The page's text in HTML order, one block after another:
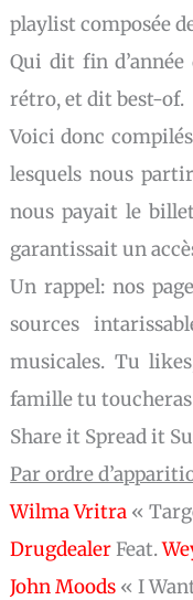
playlist composée
Qui dit fin
rétro, et dit best-of.
Voici donc
lesquels nous
nous payait le
garantissait un
Un rappel: nos
sources
musicales. Tu
famille tu
Share it Spread it
Par ordre
WilmaVritra «
DrugdealerFeat.
John Moods « I